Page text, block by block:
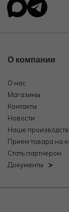
О компании
О нас
Магазины
Контакты
Новости
Наше
Прием товара на
Стать партнером
Документы